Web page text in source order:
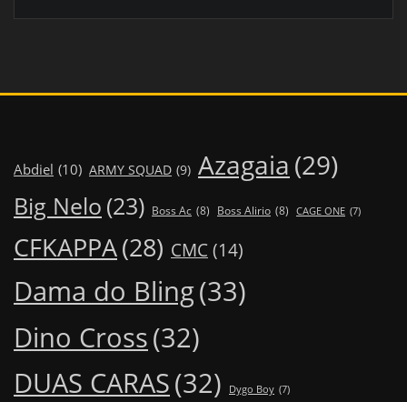
Abdiel (10) ARMY SQUAD (9) Azagaia (29)
Big Nelo (23) Boss Ac (8) Boss Alirio (8) CAGE ONE (7)
CFKAPPA(28) CMC (14)
Dama do Bling(33)
Dino Cross(32)
DUAS CARAS(32) Dygo Boy (7)